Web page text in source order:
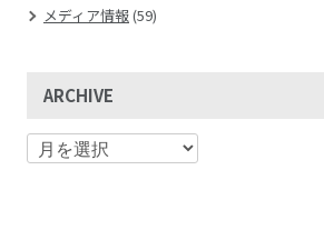
メディア情報(59)
ARCHIVE